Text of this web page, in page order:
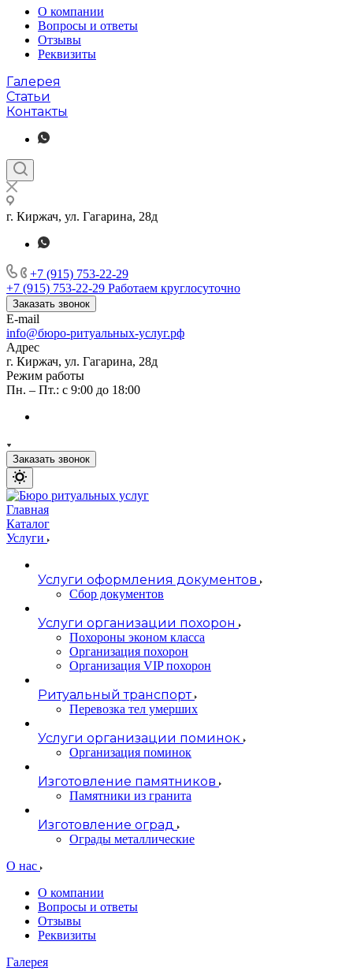
О компании
Вопросы и ответы
Отзывы
Реквизиты
Галерея
Статьи
Контакты
г. Киржач, ул. Гагарина, 28д
+7 (915) 753-22-29
+7 (915) 753-22-29 Работаем круглосуточно
Заказать звонок
E-mail
info@бюро-ритуальных-услуг.рф
Адрес
г. Киржач, ул. Гагарина, 28д
Режим работы
Пн. – Пт.: с 9:00 до 18:00
Заказать звонок
Главная
Каталог
Услуги
Услуги оформления документов
Сбор документов
Услуги организации похорон
Похороны эконом класса
Организация похорон
Организация VIP похорон
Ритуальный транспорт
Перевозка тел умерших
Услуги организации поминок
Организация поминок
Изготовление памятников
Памятники из гранита
Изготовление оград
Ограды металлические
О нас
О компании
Вопросы и ответы
Отзывы
Реквизиты
Галерея